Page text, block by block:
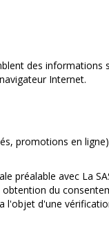
des
Internet.
promotions en
préalable avec La
du
d'une